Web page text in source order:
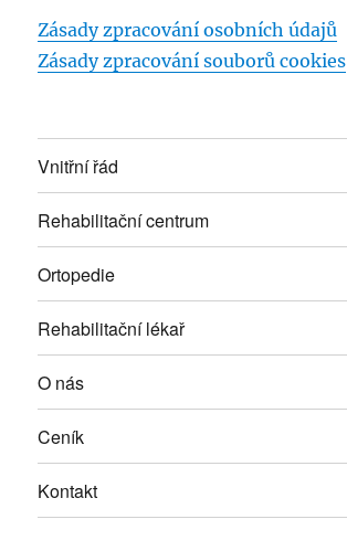
Zásady zpracování osobních údajů
Zásady zpracování souborů cookies
Vnitřní řád
Rehabilitační centrum
Ortopedie
Rehabilitační lékař
O nás
Ceník
Kontakt